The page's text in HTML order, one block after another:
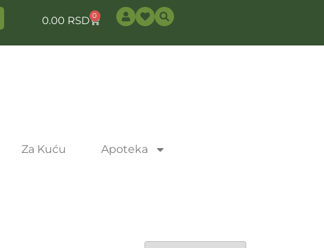
0.00 RSD 0
Za Kuću Apoteka